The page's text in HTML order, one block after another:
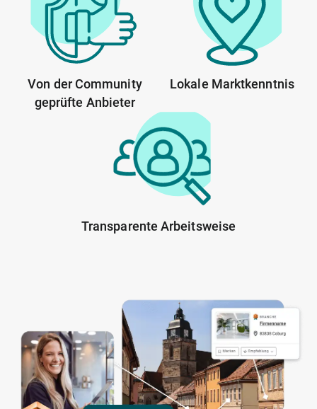
Von der Community
geprüfte Anbieter
Lokale Marktkenntnis
Transparente Arbeitsweise